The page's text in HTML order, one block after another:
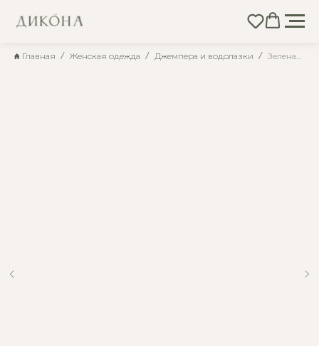
Главная Женская одежда Джемпера и водолазки Зеленая водолазка вискозная в рубчик